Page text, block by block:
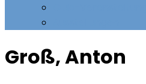
Groß, Anton